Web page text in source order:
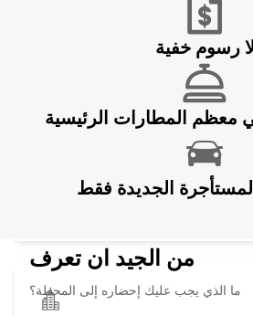
ROME TIBURTINA RAILWAY
ROME TERMINI RAILWAY
رسوم خفية
الجديدة فقط
من الجيد ان تعرف
ما الذي يجب عليك إحضاره إلى المحطة؟